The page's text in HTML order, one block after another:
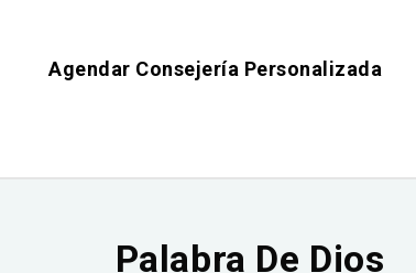
Agendar Consejería Personalizada
Palabra De Dios